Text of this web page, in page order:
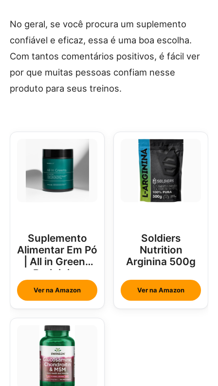
No geral, se você procura um suplemento
confiável e eficaz, essa é uma boa escolha.
Com tantos comentários positivos, é fácil ver
por que muitas pessoas confiam nesse
produto para seus treinos.
Suplemento
Alimentar Em Pó
| All in Greens
Brainjuice
Abacaxi Com
Hortelã
Ver na Amazon
Soldiers
Nutrition
Arginina 500g
Ver na Amazon